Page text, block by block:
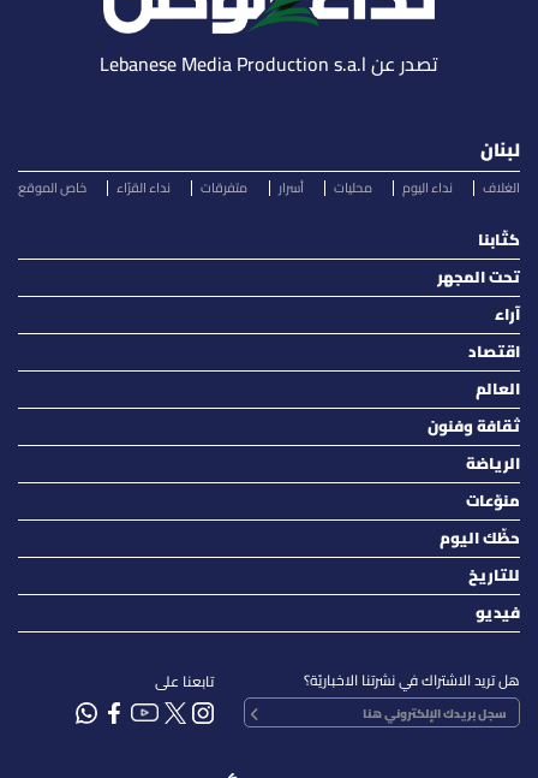
تصدر عن Lebanese Media Production s.a.l
لبنان
الغلاف نداء اليوم محليات أسرار متفرقات نداء القرّاء خاص الموقع
كتّابنا
تحت المجهر
آراء
اقتصاد
العالم
ثقافة وفنون
الرياضة
منوّعات
حظّك اليوم
للتاريخ
فيديو
هل تريد الاشتراك في نشرتنا الاخباريّة؟ تابعنا على